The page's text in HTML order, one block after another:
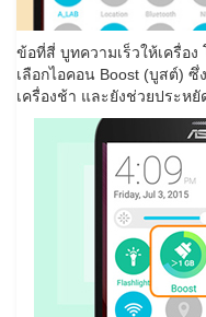
ข้อที่สี่ บูทความเร็วให้เครื่อ
เลือกไอคอน Boost (บูสต์)
เครื่องช้า และยังช่วยประห